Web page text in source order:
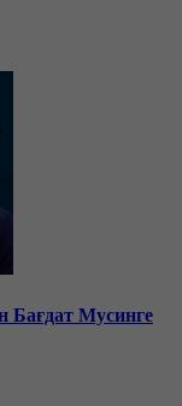
Бағдат Мусинге